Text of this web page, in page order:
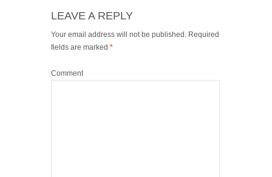
LEAVE A REPLY
Your email address will not be published. Required
fields are marked *
Comment